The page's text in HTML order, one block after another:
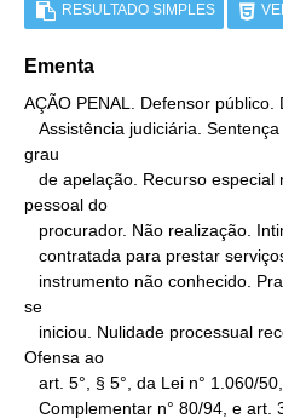
RESULTADO SIMPLES
Ementa
AÇÃO PENAL. Defensor
grau
pessoal do
se
Ofensa ao